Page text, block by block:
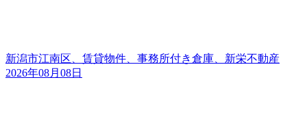
新潟市江南区、賃貸物件、事務所付き倉庫、新栄不動産
2026年08月08日